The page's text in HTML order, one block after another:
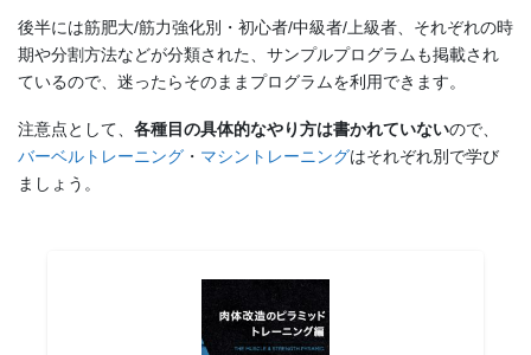
後半には筋肥大/筋力強化別・初心者/中級者/上級者、それぞれの時
期や分割方法などが分類された、サンプルプログラムも掲載され
ているので、迷ったらそのままプログラムを利用できます。
注意点として、 各種目の具体的なやり方は書かれていないので、
バーベルトレーニング ・ マシントレーニングはそれぞれ別で学び
ましょう。